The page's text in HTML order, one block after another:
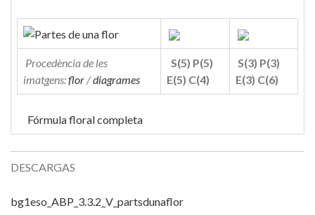
Procedència de les
imatgens:flor/diagrames
S(5) P(5)
E(5) C(4)
S(3) P(3)
E(3) C(6)
Fórmula floral completa
DESCARGAS
bg1eso_ABP_3.3.2_V_partsdunaflor